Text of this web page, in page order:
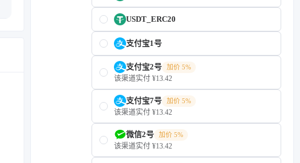
USDT_ERC20
支付宝1号
支付宝2号 加价 5%
该渠道实付 ¥13.42
支付宝7号 加价 5%
该渠道实付 ¥13.42
微信2号 加价 5%
该渠道实付 ¥13.42